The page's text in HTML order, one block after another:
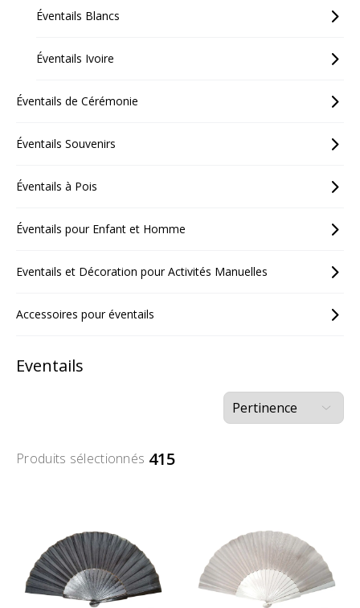
Éventails Blancs
Éventails Ivoire
Éventails de Cérémonie
Éventails Souvenirs
Éventails à Pois
Éventails pour Enfant et Homme
Eventails et Décoration pour Activités Manuelles
Accessoires pour éventails
Eventails
Produits sélectionnés 415